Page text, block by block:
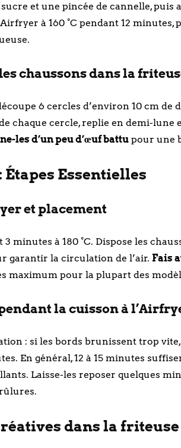
et une pincée de cannelle, puis
à 160 °C pendant 12
chaussons dans la
6 cercles d’environ 10 cm de
chaque cercle, replie en demi-lune
les d’un peu d’œuf battu pour une
Essentielles
et placement
minutes à 180 °C. Dispose les
garantir la circulation de l’air. Fais
maximum pour la plupart des
la cuisson à
: si les bords brunissent trop
En général, 12 à 15 minutes
Laisse-les reposer quelques
dans la